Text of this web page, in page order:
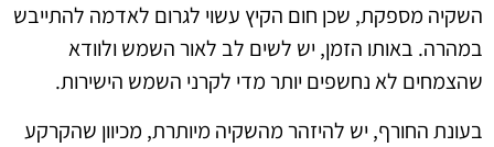
השקיה מספקת, שכן חום הקיץ עשוי לגרום לאדמה להתייבש
במהרה. באותו הזמן, יש לשים לב לאור השמש ולוודא
שהצמחים לא נחשפים יותר מדי לקרני השמש הישירות.
בעונת החורף, יש להיזהר מהשקיה מיותרת, מכיוון שהקרקע